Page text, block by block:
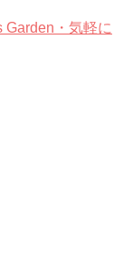
Garden・気軽に